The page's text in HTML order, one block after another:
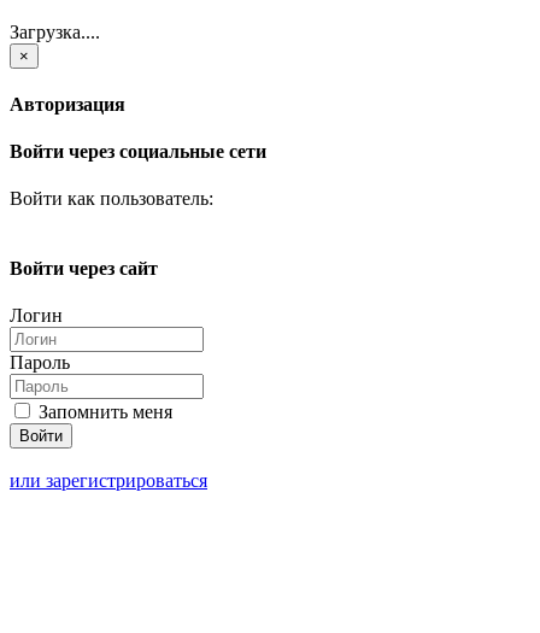
Загрузка....
×
Авторизация
Войти через социальные сети
Войти как пользователь:
Войти через сайт
Логин
Пароль
Запомнить меня
или зарегистрироваться